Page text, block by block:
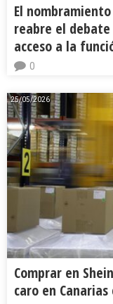
El
reabre el
acceso a la
0
25/05/2026
Comprar en
caro en